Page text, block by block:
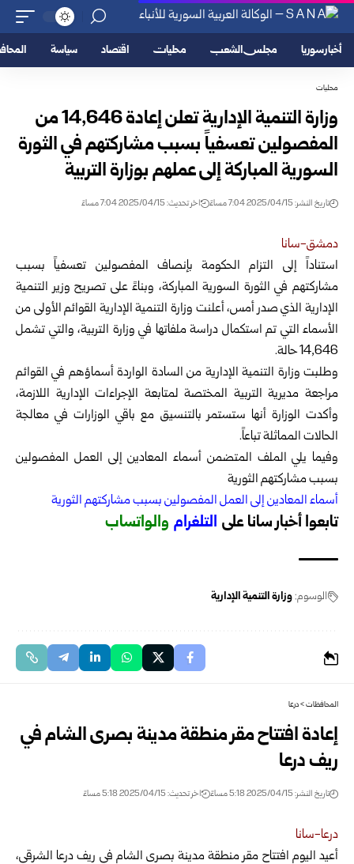
أخبار سوريا مجلس الشعب محليات اقتصاد سياسة
محليات
وزارة التنمية الإدارية تعلن إعادة 14,646 من
المفصولين تعسفياً بسبب مشاركتهم في الثورة
السورية المباركة إلى عملهم بوزارة التربية
تاريخ النشر: 2025/04/15 7:04 مساءً اخر تحديث: 2025/04/15 7:04 مساءً
دمشق-سانا
استناداً إلى التزام الحكومة بإنصاف المفصولين تعسفياً بسبب
مشاركتهم في الثورة السورية المباركة، وبناءً على تصريح وزير التنمية
الإدارية الذي صدر أمس، أعلنت وزارة التنمية الإدارية القوائم الأولى من
الأسماء التي تم استكمال دراسة ملفاتها في وزارة التربية، والتي تشمل
14,646 حالة.
وطلبت وزارة التنمية الإدارية من السادة الواردة أسماؤهم في القوائم
مراجعة مديرية التربية المختصة لمتابعة الإجراءات الإدارية اللازمة،
وأكدت الوزارة أنها ستستمر بالتنسيق مع باقي الوزارات في معالجة
الحالات المماثلة تباعاً.
وفيما يلي الملف المتضمن أسماء المعادين إلى العمل المفصولين
بسبب مشاركتهم الثورية
أسماء المعادين إلى العمل المفصولين بسبب مشاركتهم الثورية
تابعوا أخبار سانا على التلغرام والواتساب
الوسوم:وزارة التنمية الإدارية
المحافظات>درعا
إعادة افتتاح مقر منطقة مدينة بصرى الشام في
ريف درعا
تاريخ النشر: 2025/04/15 5:18 مساءً اخر تحديث: 2025/04/15 5:18 مساءً
درعا-سانا
أعيد اليوم افتتاح مقر منطقة مدينة بصرى الشام في ريف درعا الشرقي،